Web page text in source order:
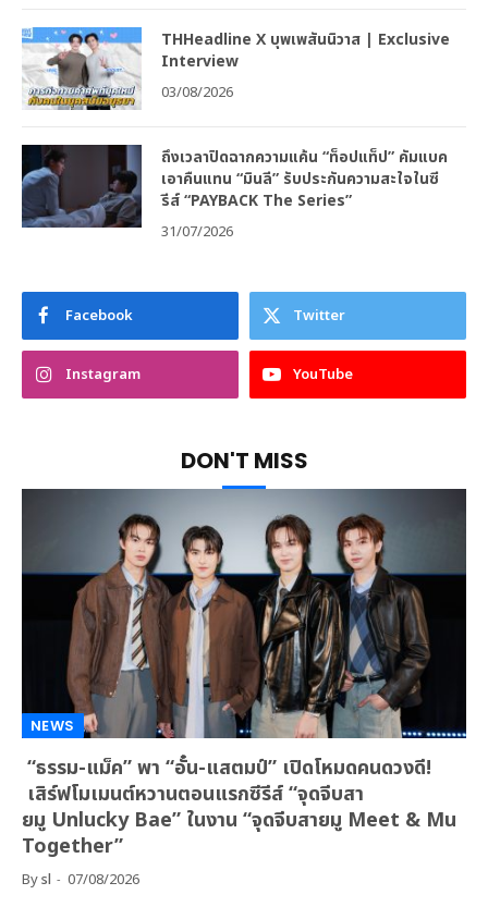
THHeadline X บุพเพสันนิวาส | Exclusive
Interview
03/08/2026
ถึงเวลาปิดฉากความแค้น “ท็อปแท็ป” คัมแบค
เอาคืนแทน “มินลี” รับประกันความสะใจในซี
รีส์ “PAYBACK The Series”
31/07/2026
Facebook Twitter
Instagram YouTube
DON'T MISS
NEWS
“ธรรม-แม็ค” พา “อั๋น-แสตมป์” เปิดโหมดคนดวงดี!
เสิร์ฟโมเมนต์หวานตอนแรกซีรีส์ “จุดจีบสา
ยมู Unlucky Bae” ในงาน “จุดจีบสายมู Meet & Mu
Together”
Bysl 07/08/2026